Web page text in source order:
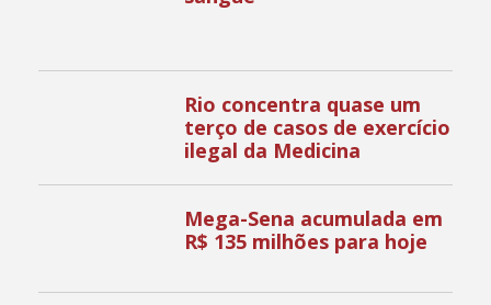
Rio concentra quase um
terço de casos de exercício
ilegal da Medicina
Mega-Sena acumulada em
R$ 135 milhões para hoje